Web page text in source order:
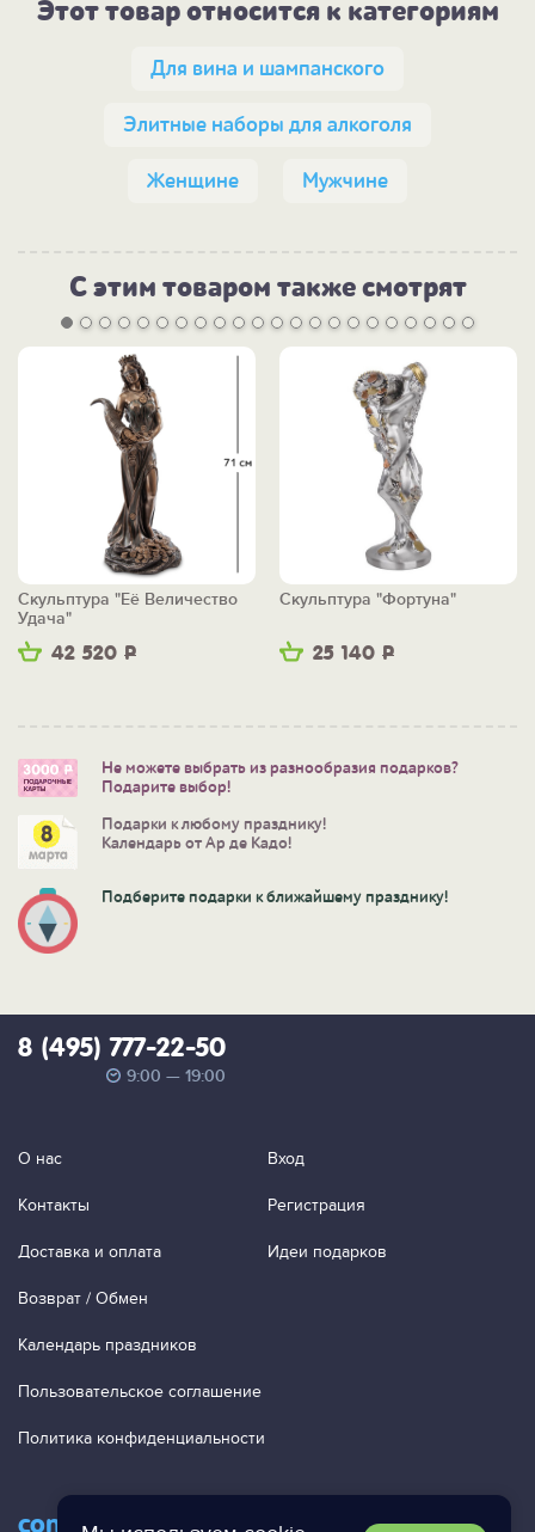
Этот товар относится к категориям
Для вина и шампанского
Элитные наборы для алкоголя
Женщине Мужчине
С этим товаром также смотрят
42 520 Р
Скульптура "Её Величество
Удача"
25 140 Р
Скульптура "Фортуна"
Не можете выбрать из разнообразия подарков?
Подарите выбор!
Подарки к любому празднику!
Календарь от Ар де Кадо!
Подберите подарки к ближайшему празднику!
contact@ac-studio.ru
8 (495) 777-22-50
9:00 — 19:00
О нас
Контакты
Доставка и оплата
Возврат / Обмен
Календарь праздников
Пользовательское соглашение
Политика конфиденциальности
Вход
Регистрация
Идеи подарков